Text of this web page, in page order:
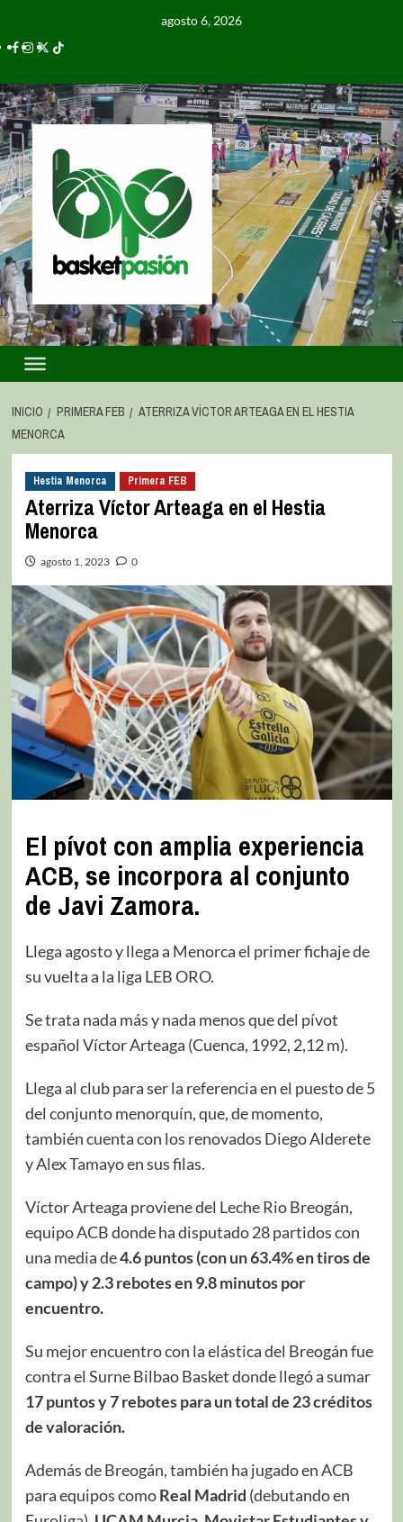
agosto 6, 2026
INICIO PRIMERA FEB
ATERRIZA VÍCTOR ARTEAGA EN EL HESTIA
MENORCA
Hestia Menorca Primera FEB
Aterriza Víctor Arteaga en el Hestia
Menorca
agosto 1, 2023 0
El pívot con amplia experiencia
ACB, se incorpora al conjunto
de Javi Zamora.
Llega agosto y llega a Menorca el primer fichaje de
su vuelta a la liga LEB ORO.
Se trata nada más y nada menos que del pívot
español Víctor Arteaga (Cuenca, 1992, 2,12 m).
Llega al club para ser la referencia en el puesto de 5
del conjunto menorquín, que, de momento,
también cuenta con los renovados Diego Alderete
y Alex Tamayo en sus filas.
Víctor Arteaga proviene del Leche Rio Breogán,
equipo ACB donde ha disputado 28 partidos con
una media de4.6 puntos (con un 63.4% en tiros de
campo) y 2.3 rebotes en 9.8 minutos por
encuentro.
Su mejor encuentro con la elástica del Breogán fue
contra el Surne Bilbao Basket donde llegó a sumar
17 puntos y 7 rebotes para un total de 23 créditos
de valoración.
Además de Breogán, también ha jugado en ACB
para equipos comoReal Madrid (debutando en